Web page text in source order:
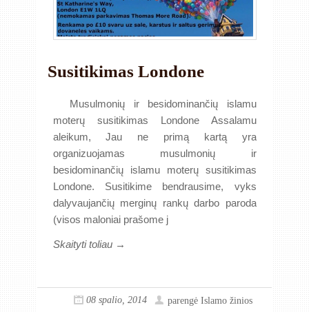
Susitikimas Londone
Musulmonių ir besidominančių islamu
moterų susitikimas Londone Assalamu
aleikum, Jau ne primą kartą yra
organizuojamas musulmonių ir
besidominančių islamu moterų susitikimas
Londone. Susitikime bendrausime, vyks
dalyvaujančių merginų rankų darbo paroda
(visos maloniai prašome j
Skaityti toliau →
08 spalio, 2014 parengė Islamo žinios